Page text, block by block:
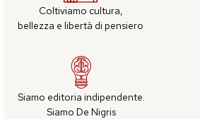
Coltiviamo cultura,
bellezza e libertà di pensiero
Siamo editoria indipendente.
Siamo De Nigris